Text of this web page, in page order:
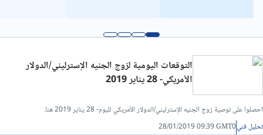
التوقعات اليومية لزوج الجنيه الإسترليني/الدولار
الأمريكي- 28 يناير 2019
احصلوا على توصية زوج الجنيه الإسترليني/الدولار الأمريكي لليوم- 28 يناير 2019 هنا.
تحليل فني28/01/2019 09:39 GMT0